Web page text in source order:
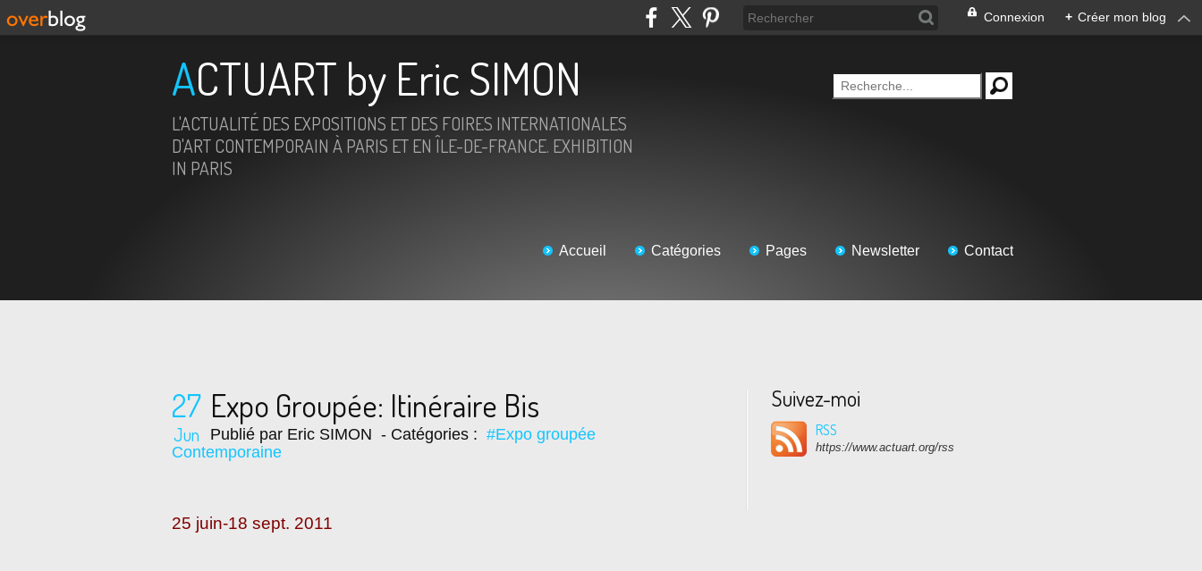
Connexion + Créer mon blog
ACTUART by Eric SIMON
L'ACTUALITÉ DES EXPOSITIONS ET DES FOIRES INTERNATIONALES
D'ART CONTEMPORAIN À PARIS ET EN ÎLE-DE-FRANCE. EXHIBITION
IN PARIS
Accueil Catégories Pages Newsletter Contact
27
Jun
Expo Groupée: Itinéraire Bis
Publié par Eric SIMON - Catégories : #Expo groupée
Contemporaine
25 juin-18 sept. 2011
Suivez-moi
RSS
https://www.actuart.org/rss